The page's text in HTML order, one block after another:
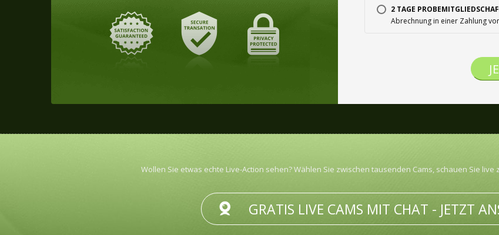
2 TAGE
Abrechnung in einer Zahlung
Wollen Sie etwas echte Live-Action sehen? Wählen Sie zwischen tausenden Cams, schauen Sie
GRATIS LIVE CAMS MIT CHAT - JETZT